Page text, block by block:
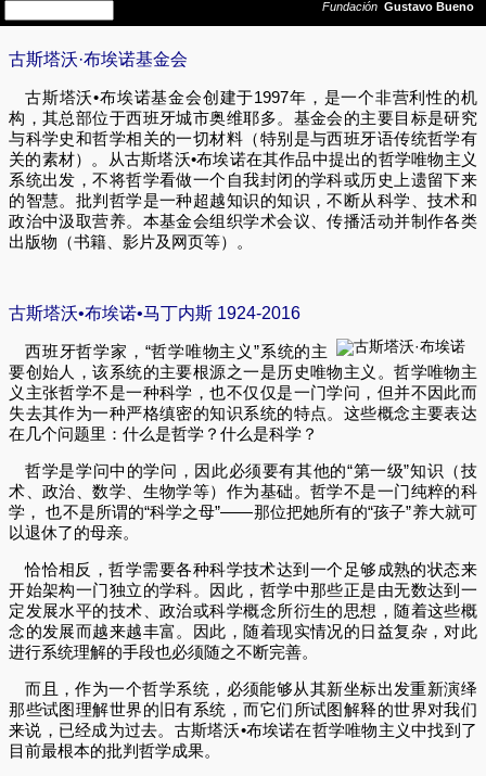
古斯塔沃·布埃诺基金会
古斯塔沃•布埃诺基金会创建于1997年，是一个非营利性的机
构，其总部位于西班牙城市奥维耶多。基金会的主要目标是研究
与科学史和哲学相关的一切材料（特别是与西班牙语传统哲学有
关的素材）。从古斯塔沃•布埃诺在其作品中提出的哲学唯物主义
系统出发，不将哲学看做一个自我封闭的学科或历史上遗留下来
的智慧。批判哲学是一种超越知识的知识，不断从科学、技术和
政治中汲取营养。本基金会组织学术会议、传播活动并制作各类
出版物（书籍、影片及网页等）。
古斯塔沃•布埃诺•马丁内斯 1924-2016
西班牙哲学家，“哲学唯物主义”系统的主
要创始人，该系统的主要根源之一是历史唯物主义。哲学唯物主
义主张哲学不是一种科学，也不仅仅是一门学问，但并不因此而
失去其作为一种严格缜密的知识系统的特点。这些概念主要表达
在几个问题里：什么是哲学？什么是科学？
哲学是学问中的学问，因此必须要有其他的“第一级”知识（技
术、政治、数学、生物学等）作为基础。哲学不是一门纯粹的科
学， 也不是所谓的“科学之母”——那位把她所有的“孩子”养大就可
以退休了的母亲。
恰恰相反，哲学需要各种科学技术达到一个足够成熟的状态来
开始架构一门独立的学科。因此，哲学中那些正是由无数达到一
定发展水平的技术、政治或科学概念所衍生的思想，随着这些概
念的发展而越来越丰富。因此，随着现实情况的日益复杂，对此
进行系统理解的手段也必须随之不断完善。
而且，作为一个哲学系统，必须能够从其新坐标出发重新演绎
那些试图理解世界的旧有系统，而它们所试图解释的世界对我们
来说，已经成为过去。古斯塔沃•布埃诺在哲学唯物主义中找到了
目前最根本的批判哲学成果。